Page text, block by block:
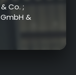
Co. ;
&